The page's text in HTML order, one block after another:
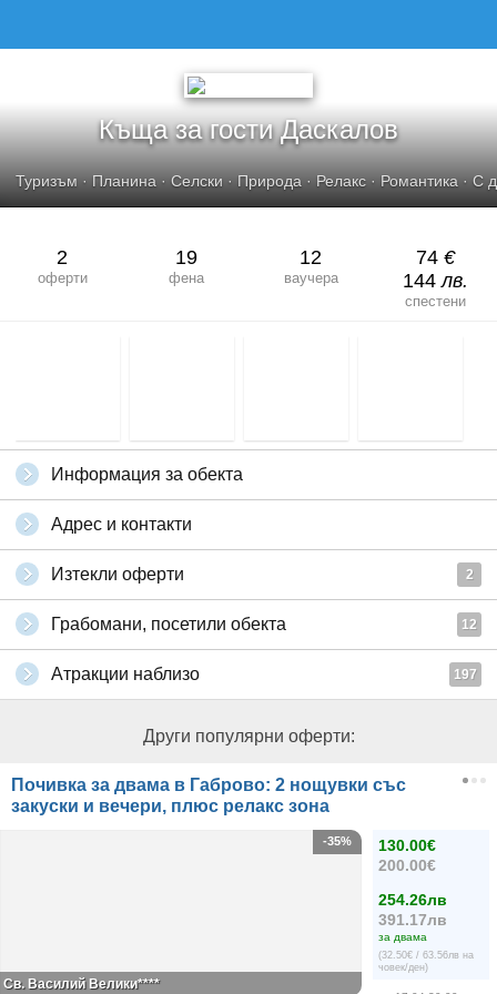
Къща за гости Даскалов
Туризъм · Планина · Селски · Природа · Релакс · Романтика · С
2
оферти
19
фена
12
ваучера
74 €
144лв.
спестени
Информация за обекта
Адрес и контакти
Изтекли оферти 2
Грабомани, посетили обекта 12
Атракции наблизо 197
Други популярни оферти:
Почивка за двама в Габрово: 2 нощувки със
закуски и вечери, плюс релакс зона
130.00€
200.00€
254.26лв
391.17лв
за двама
(32.50€ / 63.56лв на
човек/ден)
-35%
Св. Василий Велики****